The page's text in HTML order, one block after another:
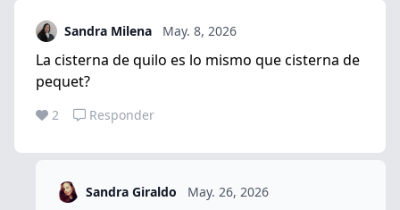
Sandra Milena May. 8, 2026
La cisterna de quilo es lo mismo que cisterna de
pequet?
2 Responder
Sandra Giraldo May. 26, 2026